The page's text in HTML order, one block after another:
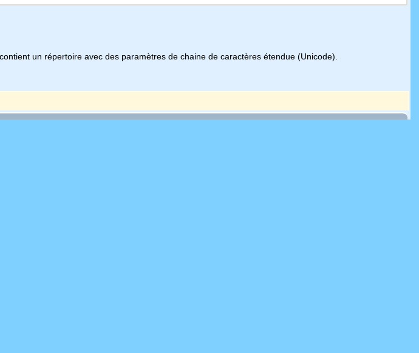
un répertoire avec des paramètres de chaine de caractères étendue (Unicode).